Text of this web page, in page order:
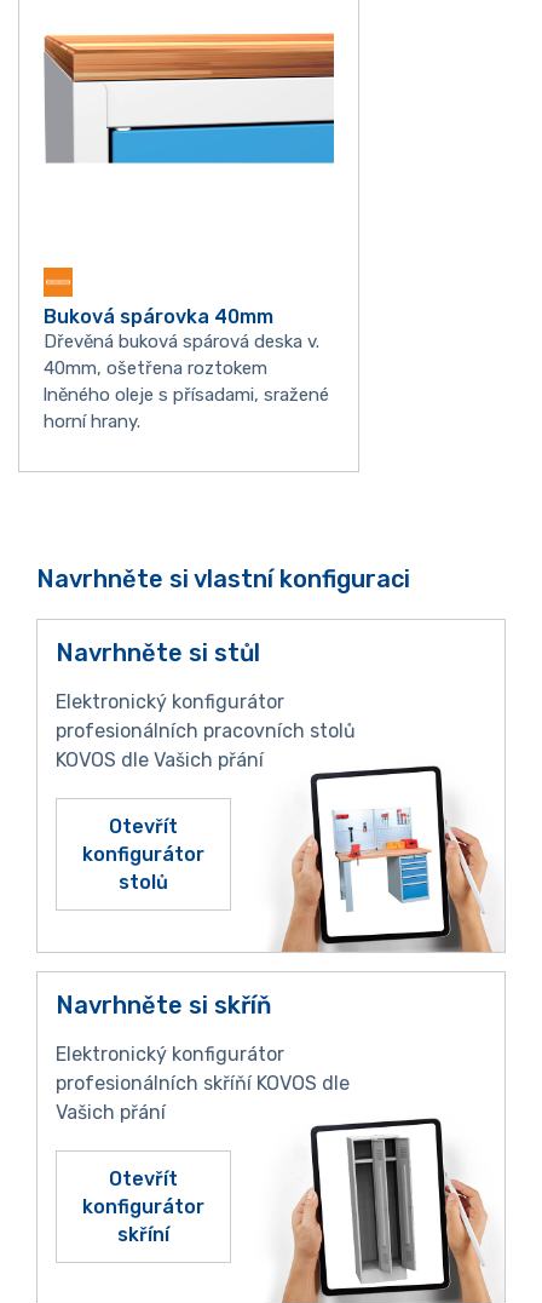
Buková spárovka 40mm
Dřevěná buková spárová deska v.
40mm, ošetřena roztokem
lněného oleje s přísadami, sražené
horní hrany.
Navrhněte si vlastní konfiguraci
Navrhněte si stůl
Elektronický konfigurátor
profesionálních pracovních stolů
KOVOS dle Vašich přání
Otevřít
konfigurátor
stolů
Navrhněte si skříň
Elektronický konfigurátor
profesionálních skříňí KOVOS dle
Vašich přání
Otevřít
konfigurátor
skříní